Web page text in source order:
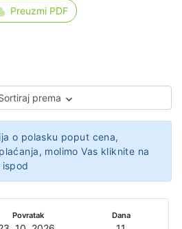
Preuzmi PDF
prema
o polasku poput cena,
molimo Vas kliknite na
Povratak Dana